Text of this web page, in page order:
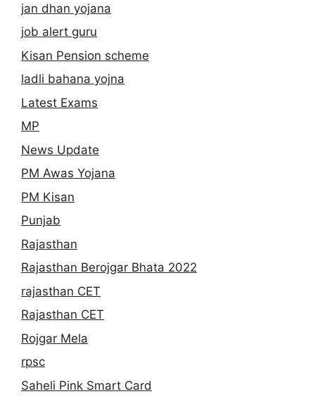
jan dhan yojana
job alert guru
Kisan Pension scheme
ladli bahana yojna
Latest Exams
MP
News Update
PM Awas Yojana
PM Kisan
Punjab
Rajasthan
Rajasthan Berojgar Bhata 2022
rajasthan CET
Rajasthan CET
Rojgar Mela
rpsc
Saheli Pink Smart Card